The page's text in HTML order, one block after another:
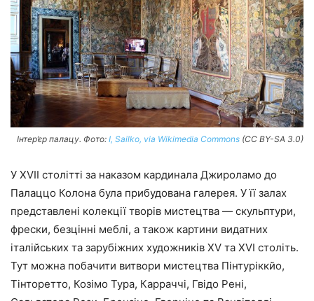
Інтер’єр палацу. Фото: I, Sailko, via Wikimedia Commons (CC BY-SA 3.0)
У XVII столітті за наказом кардинала Джироламо до
Палаццо Колона була прибудована галерея. У її залах
представлені колекції творів мистецтва — скульптури,
фрески, безцінні меблі, а також картини видатних
італійських та зарубіжних художників XV та XVI століть.
Тут можна побачити витвори мистецтва Пінтуріккйо,
Тінторетто, Козімо Тура, Карраччі, Гвідо Рені,